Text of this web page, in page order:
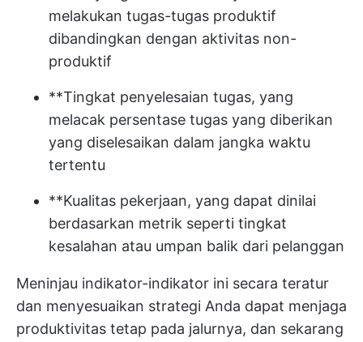
melakukan tugas-tugas produktif
dibandingkan dengan aktivitas non-
produktif
**Tingkat penyelesaian tugas, yang
melacak persentase tugas yang diberikan
yang diselesaikan dalam jangka waktu
tertentu
**Kualitas pekerjaan, yang dapat dinilai
berdasarkan metrik seperti tingkat
kesalahan atau umpan balik dari pelanggan
Meninjau indikator-indikator ini secara teratur
dan menyesuaikan strategi Anda dapat menjaga
produktivitas tetap pada jalurnya, dan sekarang